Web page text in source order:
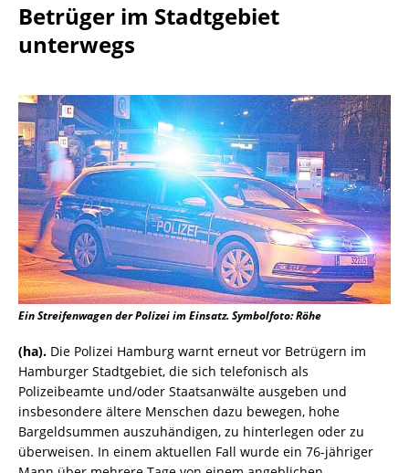
Betrüger im Stadtgebiet
unterwegs
Ein Streifenwagen der Polizei im Einsatz. Symbolfoto: Röhe
(ha). Die Polizei Hamburg warnt erneut vor Betrügern im
Hamburger Stadtgebiet, die sich telefonisch als
Polizeibeamte und/oder Staatsanwälte ausgeben und
insbesondere ältere Menschen dazu bewegen, hohe
Bargeldsummen auszuhändigen, zu hinterlegen oder zu
überweisen. In einem aktuellen Fall wurde ein 76-jähriger